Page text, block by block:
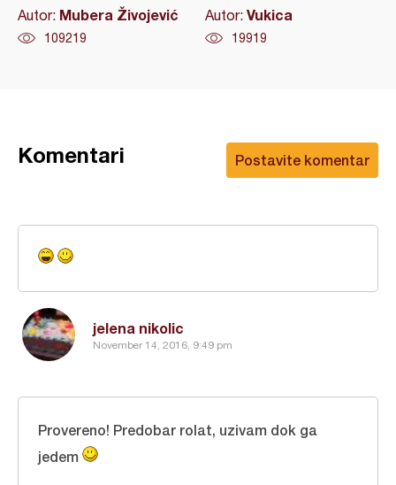
Autor: Mubera Živojević
109219
Autor: Vukica
19919
Postavite komentar
Komentari
jelena nikolic
November 14, 2016, 9:49 pm
Provereno! Predobar rolat, uzivam dok ga
jedem